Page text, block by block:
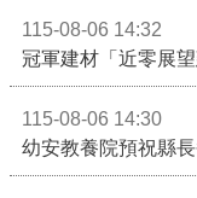
115-08-06 14:32
115-08-06 14:30
幼安教養院預祝縣